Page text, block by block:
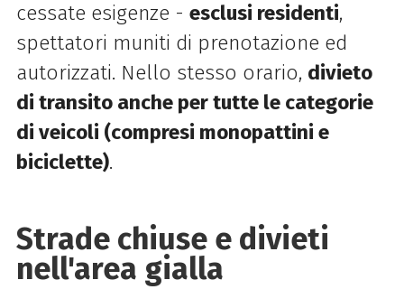
cessate esigenze - esclusi residenti,
spettatori muniti di prenotazione ed
autorizzati. Nello stesso orario, divieto
di transito anche per tutte le categorie
di veicoli (compresi monopattini e
biciclette).
Strade chiuse e divieti
nell'area gialla